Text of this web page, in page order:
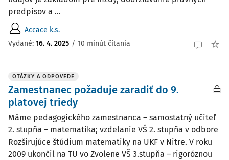
predpisov a ...
Accace k.s.
Vydané: 16. 4. 2025 / 10 minút čítania
OTÁZKY A ODPOVEDE
Zamestnanec požaduje zaradiť do 9.
platovej triedy
Máme pedagogického zamestnanca – samostatný učiteľ
2. stupňa – matematika; vzdelanie VŠ 2. stupňa v odbore
Rozširujúce štúdium matematiky na UKF v Nitre. V roku
2009 ukončil na TU vo Zvolene VŠ 3.stupňa – rigoróznou